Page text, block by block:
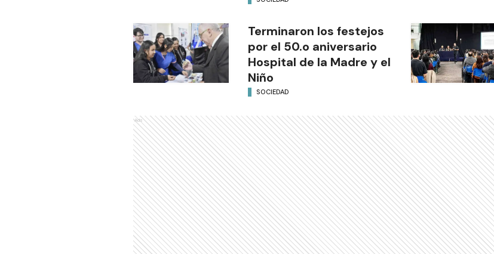
Terminaron los festejos
por el 50.o aniversario
Hospital de la Madre y el
Niño
SOCIEDAD
Ads